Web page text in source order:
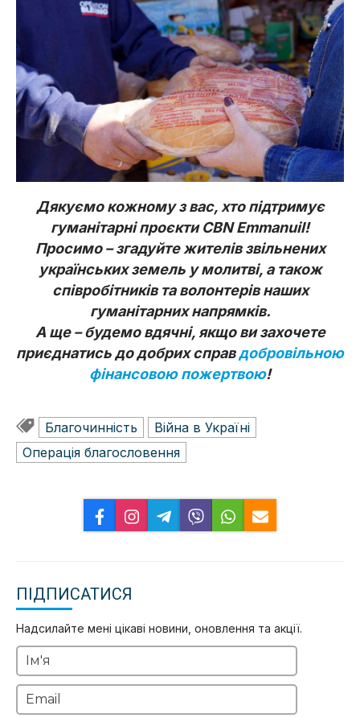
Дякуємо кожному з вас, хто підтримує
гуманітарні проєкти CBN Emmanuil!
Просимо – згадуйте жителів звільнених
українських земель у молитві, а також
співробітників та волонтерів наших
гуманітарних напрямків.
А ще – будемо вдячні, якщо ви захочете
приєднатись до добрих справдобровільною
фінансовою пожертвою!
Благочинність
Війна в Україні
Операція благословeння
ПІДПИСАТИСЯ
Надсилайте мені цікаві новини, оновлення та акції.
Ім'я
Email